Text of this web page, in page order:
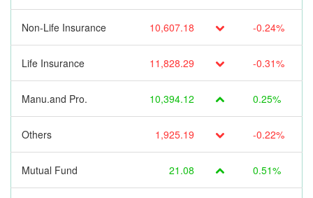
Non-Life Insurance 10,607.18 -0.24%
Life Insurance 11,828.29 -0.31%
Manu.and Pro. 10,394.12 0.25%
Others 1,925.19 -0.22%
Mutual Fund 21.08 0.51%